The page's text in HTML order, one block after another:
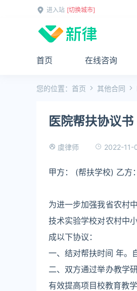
进入站 [切换城市]
首页 在线咨询
您的位置： 首页 其他合同
医院帮扶协议书
虞律师 2022-11-
甲方： (帮扶学校) 乙方
为进一步加强我省农村
技术实验学校对农村中
成以下协议：
一、结对帮扶时间 年。
二、双方通过举办教学
有效提高项目校教育教学